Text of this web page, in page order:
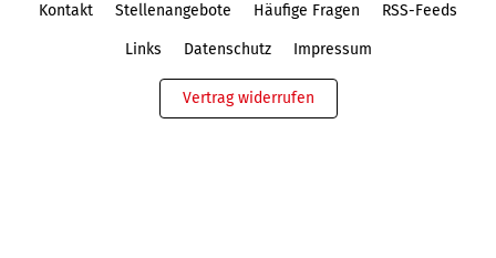
Kontakt Stellenangebote Häufige Fragen RSS-Feeds
Links Datenschutz Impressum
Vertrag widerrufen